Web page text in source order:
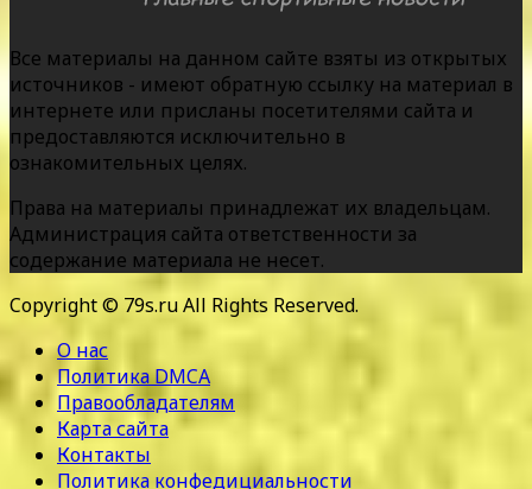
Все материалы на данном сайте взяты из открытых
источников - имеют обратную ссылку на материал в
интернете или присланы посетителями сайта и
предоставляются исключительно в
ознакомительных целях.
Права на материалы принадлежат их владельцам.
Администрация сайта ответственности за
содержание материала не несет.
Copyright © 79s.ru All Rights Reserved.
О нас
Политика DMCA
Правообладателям
Карта сайта
Контакты
Политика конфедициальности